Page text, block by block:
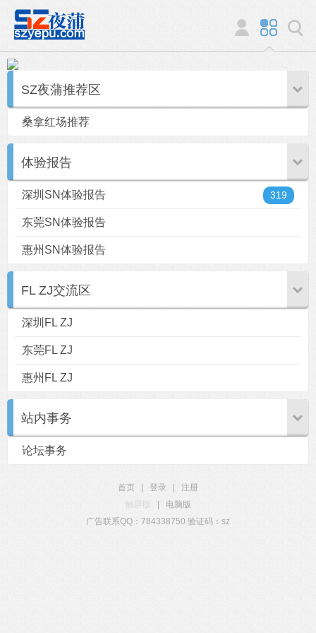
SZ夜蒲推荐区
桑拿红场推荐
体验报告
319
深圳SN体验报告
东莞SN体验报告
惠州SN体验报告
FL ZJ交流区
深圳FL ZJ
东莞FL ZJ
惠州FL ZJ
站内事务
论坛事务
首页 登录
注册
触屏版
电脑版
广告联系QQ：784338750 验证码：sz